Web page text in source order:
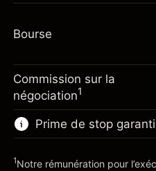
Frais sur la valeur
Taille de la position
Valeur nominale avec
~$4,000.00
Vers la plateforme
overnight
position
Taille de la position
~$5,000.00
Valeur nominale avec
~$4,000.00
Bourse
Commission sur la
négociation1
Prime de stop garanti
1Notre rémunération pour